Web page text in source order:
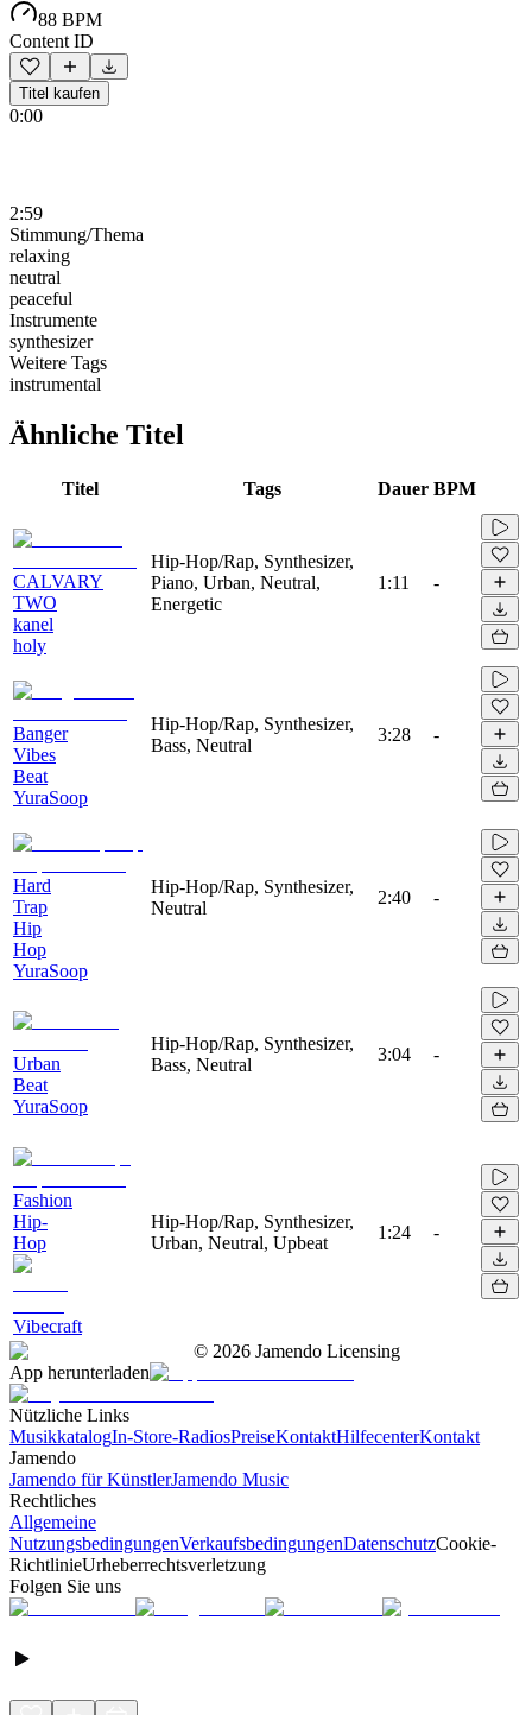
88 BPM
Content ID
Titel kaufen
0:00
2:59
Stimmung/Thema
relaxing
neutral
peaceful
Instrumente
synthesizer
Weitere Tags
instrumental
Ähnliche Titel
Titel Tags Dauer BPM
CALVARY
TWO
kanel
holy
Hip-Hop/Rap, Synthesizer,
Piano, Urban, Neutral,
Energetic
1:11 -
Banger
Vibes
Beat
YuraSoop
Hip-Hop/Rap, Synthesizer,
Bass, Neutral
3:28 -
Hard
Trap
Hip
Hop
YuraSoop
Hip-Hop/Rap, Synthesizer,
Neutral
2:40 -
Urban
Beat
YuraSoop
Hip-Hop/Rap, Synthesizer,
Bass, Neutral
3:04 -
Fashion
Hip-
Hop
Vibecraft
Hip-Hop/Rap, Synthesizer,
Urban, Neutral, Upbeat
1:24 -
© 2026 Jamendo Licensing
App herunterladen
Nützliche Links
MusikkatalogIn-Store-RadiosPreiseKontaktHilfecenterKontakt
Jamendo
Jamendo für KünstlerJamendo Music
Rechtliches
Allgemeine
NutzungsbedingungenVerkaufsbedingungenDatenschutzCookie-
RichtlinieUrheberrechtsverletzung
Folgen Sie uns